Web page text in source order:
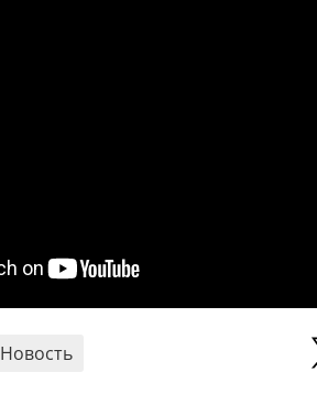
Новость